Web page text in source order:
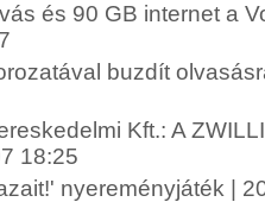
és 90 GB internet a
buzdít
Kft.: A
18:25
nyereményjáték |